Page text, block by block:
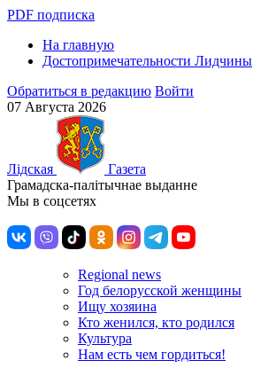
PDF подписка
На главную
Достопримечательности Лидчины
Обратиться в редакцию Войти
07 Августа 2026
Лiдская
Газета
Грамадска-палiтычнае выданне
Мы в соцсетях
Regional news
Год белорусской женщины
Ищу хозяина
Кто женился, кто родился
Культура
Нам есть чем гордиться!